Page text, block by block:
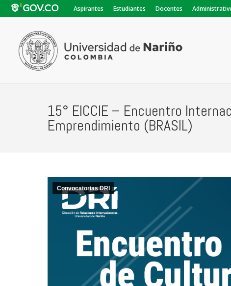
Aspirantes Estudiantes Docentes
15° EICCIE – Encuentro
Emprendimiento (BRASIL)
Convocatorias DRI